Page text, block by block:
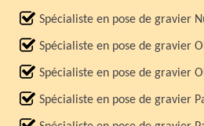
Spécialiste en pose de gravier
Spécialiste en pose de gravier
Spécialiste en pose de gravier
Spécialiste en pose de gravier